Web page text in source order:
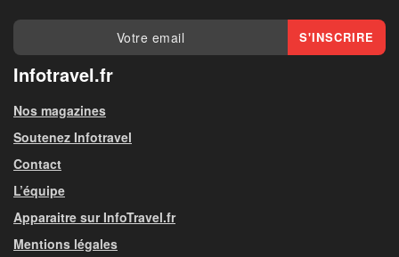
Infotravel.fr
Nos magazines
Soutenez Infotravel
Contact
L’équipe
Apparaitre sur InfoTravel.fr
Mentions légales